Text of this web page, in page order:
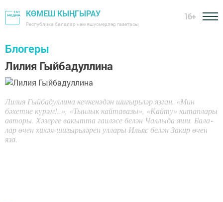
КӨМЕШ КЫҢГЫРАУ
Республика балалар һәм яшүсмерләр газетасы
16+
Блогеры
Лилия Гыйбадуллина
Ли­лия Гыйбадуллина кеч­ке­нә­дән ши­гырь­ләр яз­ган. «Мин
бәхетне күрәм!..», «Тынлык кайтавазы», «Кайту» китаплары
авторы. Хәзерге вакытта га­и­лә­се бе­лән Чал­лы­да яши. Ба­ла­
лар өчен хикәя-ши­гырь­лә­рен уллары Иль­яс бе­лән За­кир өчен
яза.